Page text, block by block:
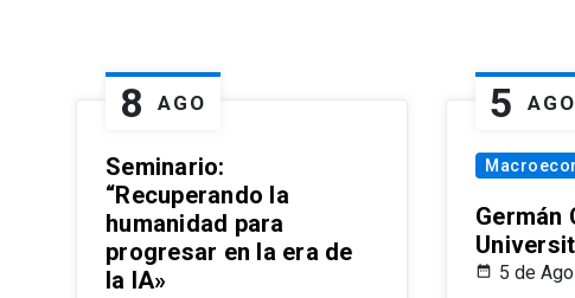
8 AGO
Seminario:
“Recuperando la
humanidad para
progresar en la era de
la IA»
5 AGO
Germán
5 de